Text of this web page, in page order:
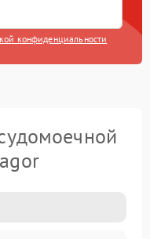
конфиденциальности